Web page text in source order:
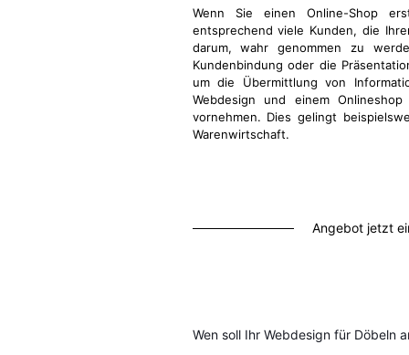
Wenn Sie einen Online-Shop
entsprechend viele Kunden, die
darum, wahr genommen zu
Kundenbindung oder die
um die Übermittlung von
Webdesign und einem
vornehmen. Dies gelingt
Warenwirtschaft.
Angebot jetzt
Wen soll Ihr Webdesign für Döbeln